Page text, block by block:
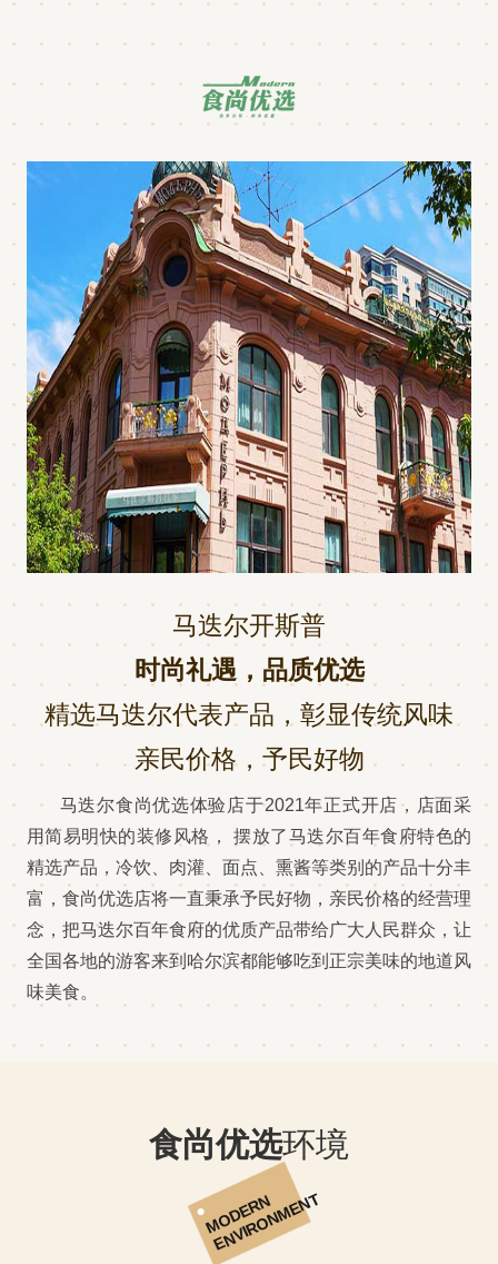
马迭尔开斯普
时尚礼遇，品质优选
精选马迭尔代表产品，彰显传统风味
亲民价格，予民好物
马迭尔食尚优选体验店于2021年正式开店，店面采
用简易明快的装修风格， 摆放了马迭尔百年食府特色的
精选产品，冷饮、肉灌、面点、熏酱等类别的产品十分丰
富，食尚优选店将一直秉承予民好物，亲民价格的经营理
念，把马迭尔百年食府的优质产品带给广大人民群众，让
全国各地的游客来到哈尔滨都能够吃到正宗美味的地道风
味美食。
食尚优选环境
MODERN
ENVIRONMENT